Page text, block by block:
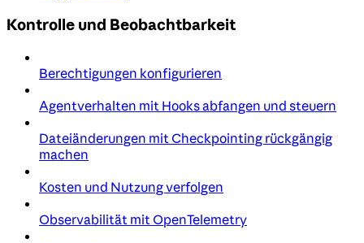
Kontrolle und Beobachtbarkeit
Berechtigungen konfigurieren
Agentverhalten mit Hooks abfangen und steuern
Dateiänderungen mit Checkpointing rückgängig
machen
Kosten und Nutzung verfolgen
Observabilität mit OpenTelemetry